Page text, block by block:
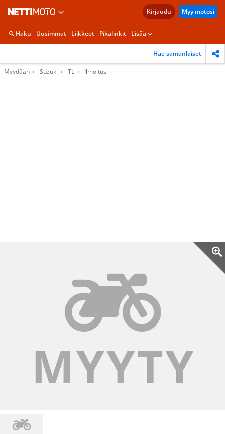
Kirjaudu Myy motosi
Haku Uusimmat Liikkeet Pikalinkit Lisää
Hae samanlaiset
Myydään Suzuki TL Ilmoitus